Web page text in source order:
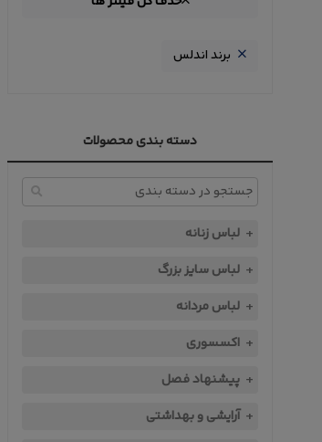
برنداندلس
دسته بندی محصولات
لباس زنانه
لباس سایز بزرگ
لباس مردانه
اکسسوری
پیشنهاد فصل
آرایشی و بهداشتی